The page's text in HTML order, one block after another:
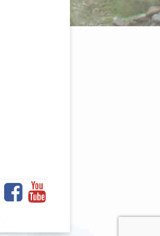
Facebook